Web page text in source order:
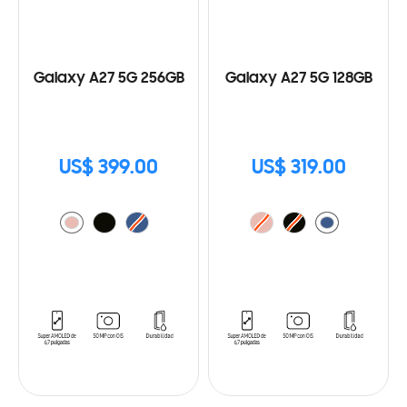
Galaxy A27 5G 256GB
US$ 399.00
Galaxy A27 5G 128GB
US$ 319.00